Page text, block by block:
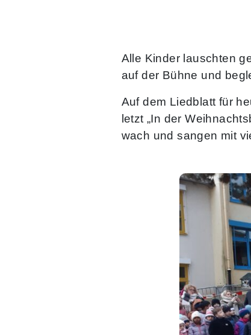
Alle Kinder lauschten
auf der Bühne und
Auf dem Liedblatt für
letzt „In der
wach und sangen mit